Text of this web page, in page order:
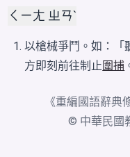
ㄑㄧㄤ ㄓㄢˋ
以槍械爭鬥。如：「
方即刻前往制止圍捕
《重編國語辭典
© 中華民國